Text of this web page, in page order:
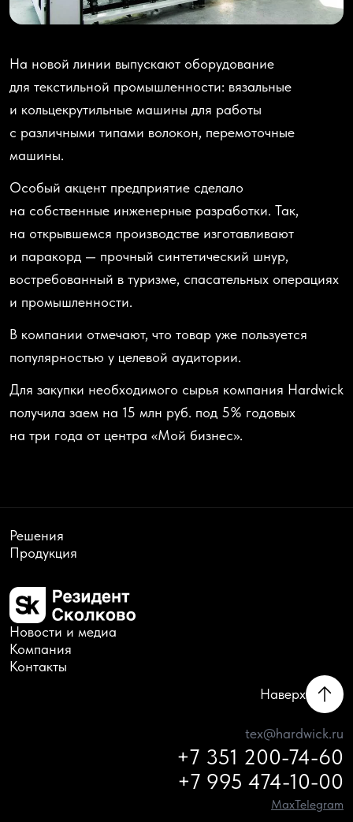
На новой линии выпускают оборудование
для текстильной промышленности: вязальные
и кольцекрутильные машины для работы
с различными типами волокон, перемоточные
машины.
Особый акцент предприятие сделало
на собственные инженерные разработки. Так,
на открывшемся производстве изготавливают
и паракорд — прочный синтетический шнур,
востребованный в туризме, спасательных операциях
и промышленности.
В компании отмечают, что товар уже пользуется
популярностью у целевой аудитории.
Для закупки необходимого сырья компания Hardwick
получила заем на 15 млн руб. под 5% годовых
на три года от центра «Мой бизнес».
Решения
Продукция
Новости и медиа
Компания
Контакты
Наверх
tex@hardwick.ru
+7 351 200-74-60
+7 995 474-10-00
MaxTelegram